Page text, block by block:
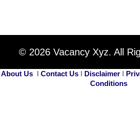
© 2026 Vacancy Xyz. All
About Us I Contact Us I Disclaimer I
Conditions